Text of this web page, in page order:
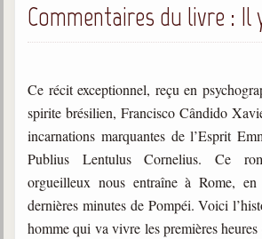
Commentaires du livre : Il
Ce récit exceptionnel, reçu en
spirite brésilien, Francisco Cândido
incarnations marquantes de l’Esprit
Publius Lentulus Cornelius. Ce
orgueilleux nous entraîne à Rome,
dernières minutes de Pompéi. Voici
homme qui va vivre les premières